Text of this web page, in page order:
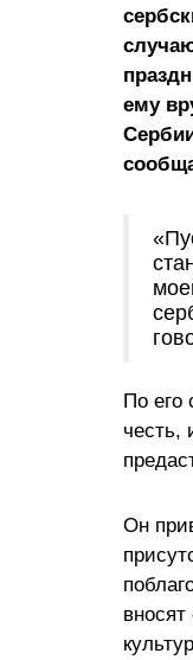
ему
По его
честь,
Он